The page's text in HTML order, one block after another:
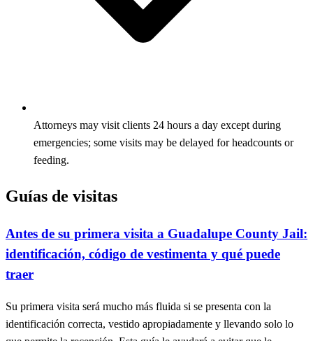
Attorneys may visit clients 24 hours a day except during
emergencies; some visits may be delayed for headcounts or
feeding.
Guías de visitas
Antes de su primera visita a Guadalupe County Jail:
identificación, código de vestimenta y qué puede
traer
Su primera visita será mucho más fluida si se presenta con la
identificación correcta, vestido apropiadamente y llevando solo lo